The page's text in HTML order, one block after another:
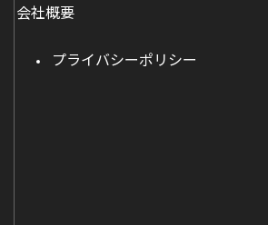
会社概要
プライバシーポリシー